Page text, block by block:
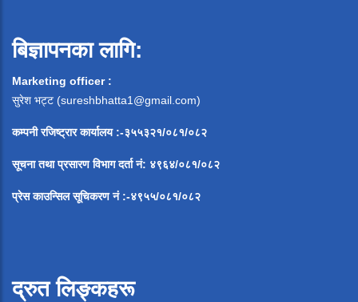
बिज्ञापनका लागि:
Marketing officer :
सुरेश भट्ट (sureshbhatta1@gmail.com)
कम्पनी रजिष्ट्रार कार्यालय :-३५५३२१/०८१/०८२
सूचना तथा प्रसारण विभाग दर्ता नं: ४९६४/०८१/०८२
प्रेस काउन्सिल सूचिकरण नं:-४९५५/०८१/०८२
द्रुत लिङ्कहरू